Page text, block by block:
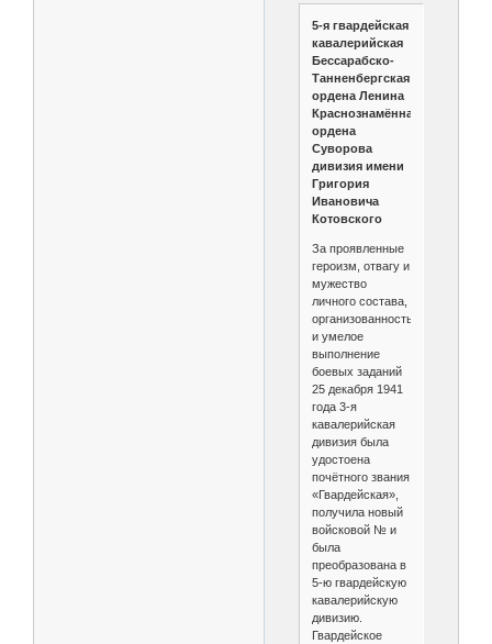
5-я гвардейская
кавалерийская
Бессарабско-
Танненбергская
ордена Ленина
Краснознамённая
ордена
Суворова
дивизия имени
Григория
Ивановича
Котовского
За проявленные
героизм, отвагу и
мужество
личного состава,
организованность
и умелое
выполнение
боевых заданий
25 декабря 1941
года 3-я
кавалерийская
дивизия была
удостоена
почётного звания
«Гвардейская»,
получила новый
войсковой № и
была
преобразована в
5-ю гвардейскую
кавалерийскую
дивизию.
Гвардейское